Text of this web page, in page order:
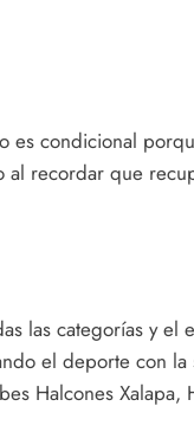
es condicional
recordar que
las categorías y el
el deporte con
Halcones Xalapa,